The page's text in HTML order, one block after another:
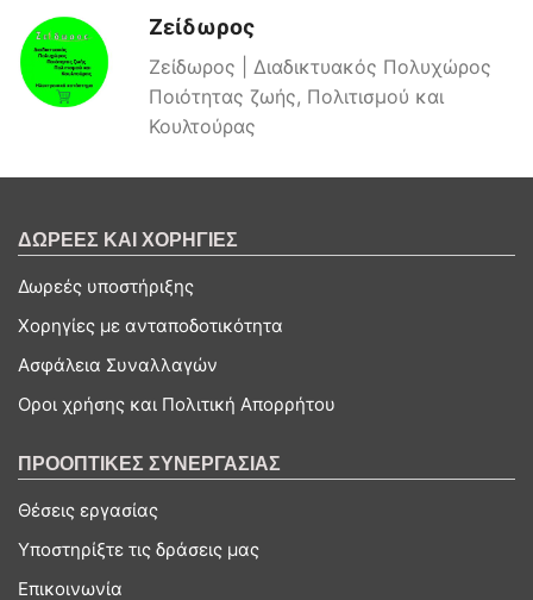
Ζείδωρος
Ζείδωρος | Διαδικτυακός Πολυχώρος
Ποιότητας ζωής, Πολιτισμού και
Κουλτούρας
ΔΩΡΕΕΣ ΚΑΙ ΧΟΡΗΓΙΕΣ
Δωρεές υποστήριξης
Χορηγίες με ανταποδοτικότητα
Ασφάλεια Συναλλαγών
Οροι χρήσης και Πολιτική Απορρήτου
ΠΡΟΟΠΤΙΚΕΣ ΣΥΝΕΡΓΑΣΙΑΣ
Θέσεις εργασίας
Υποστηρίξτε τις δράσεις μας
Επικοινωνία